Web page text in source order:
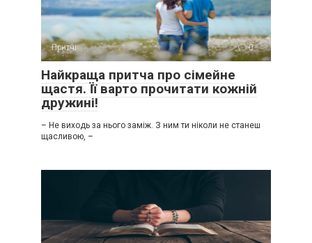
Притчі 0
Найкраща притча про сімейне
щастя. Її варто прочитати кожній
дружині!
– Не виходь за нього заміж. З ним ти ніколи не станеш
щасливою, –